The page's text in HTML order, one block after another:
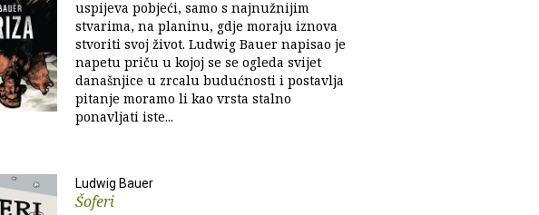
uspijeva pobjeći, samo s najnužnijim
stvarima, na planinu, gdje moraju iznova
stvoriti svoj život. Ludwig Bauer napisao je
napetu priču u kojoj se se ogleda svijet
današnjice u zrcalu budućnosti i postavlja
pitanje moramo li kao vrsta stalno
ponavljati iste...
Ludwig Bauer
Šoferi